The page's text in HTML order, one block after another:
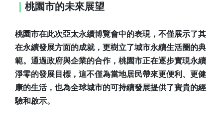
桃園市的未來展望
桃園市在此次亞太永續博覽會中的表現，不僅展示了其
在永續發展方面的成就，更樹立了城市永續生活圈的典
範。通過政府與企業的合作，桃園市正在逐步實現永續
淨零的發展目標，這不僅為當地居民帶來更便利、更健
康的生活，也為全球城市的可持續發展提供了寶貴的經
驗和啟示。